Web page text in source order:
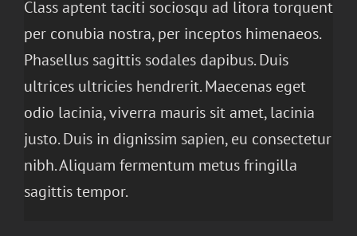
Class aptent taciti sociosqu ad litora torquent
per conubia nostra, per inceptos himenaeos.
Phasellus sagittis sodales dapibus. Duis
ultrices ultricies hendrerit. Maecenas eget
odio lacinia, viverra mauris sit amet, lacinia
justo. Duis in dignissim sapien, eu consectetur
nibh. Aliquam fermentum metus fringilla
sagittis tempor.